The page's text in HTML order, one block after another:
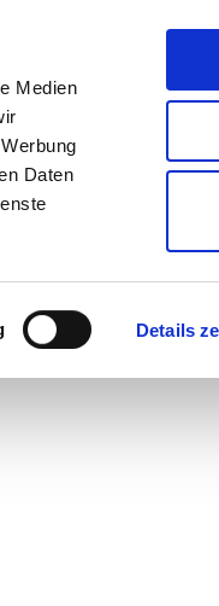
Medien
Daten
Details